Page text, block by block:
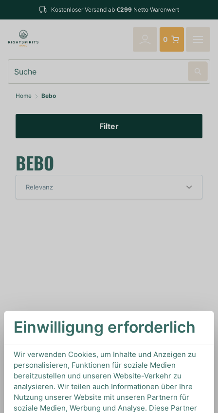
Kostenloser Versand ab €299 Netto Warenwert
0
Home Bebo
Filter
BEBO
Einwilligung erforderlich
Wir verwenden Cookies, um Inhalte und Anzeigen zu
personalisieren, Funktionen für soziale Medien
bereitzustellen und unseren Website-Verkehr zu
analysieren. Wir teilen auch Informationen über Ihre
Nutzung unserer Website mit unseren Partnern für
soziale Medien, Werbung und Analyse. Diese Partner